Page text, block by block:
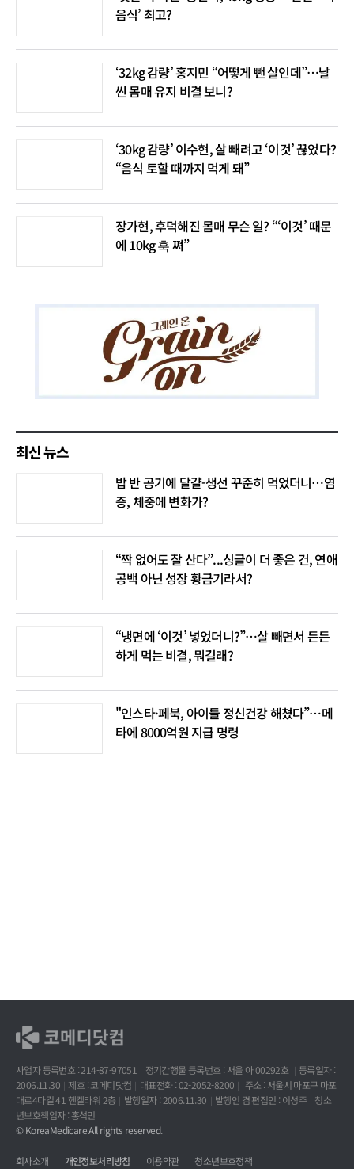
음식’ 최고?
‘32kg 감량’ 홍지민 “어떻게 뺀 살인데”…날
씬 몸매 유지 비결 보니?
‘30kg 감량’ 이수현, 살 빼려고 ‘이것’ 끊었다?
“음식 토할 때까지 먹게 돼”
장가현, 후덕해진 몸매 무슨 일? “‘이것’ 때문
에 10kg 훅 쪄”
최신 뉴스
밥 반 공기에 달걀-생선 꾸준히 먹었더니…염
증, 체중에 변화가?
“짝 없어도 잘 산다”...싱글이 더 좋은 건, 연애
공백 아닌 성장 황금기라서?
“냉면에 ‘이것’ 넣었더니?”…살 빼면서 든든
하게 먹는 비결, 뭐길래?
"인스타·페북, 아이들 정신건강 해쳤다”…메
타에 8000억원 지급 명령
사업자 등록번호 : 214-87-97051 정기간행물 등록번호 : 서울 아 00292호
등록일자 :
2006.11.30
제호 : 코메디닷컴 대표전화 : 02-2052-8200
주소 : 서울시 마포구 마포
대로4다길 41 헨켈타워 2층
발행일자 : 2006.11.30 발행인 겸 편집인 : 이성주
청소
년보호책임자 : 홍석민
© KoreaMedicare All rights reserved.
회사소개 개인정보처리방침 이용약관 청소년보호정책